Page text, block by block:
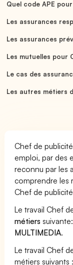
Quel code APE
Les assurances
Les assurances
Les mutuelles pour
Le cas des
Les autres métiers
Chef de
emploi, par des
reconnu par les
comprendre les
Chef de
Le travail Chef
métiers
MULTIMEDIA.
Le travail Chef
métiers suivants :